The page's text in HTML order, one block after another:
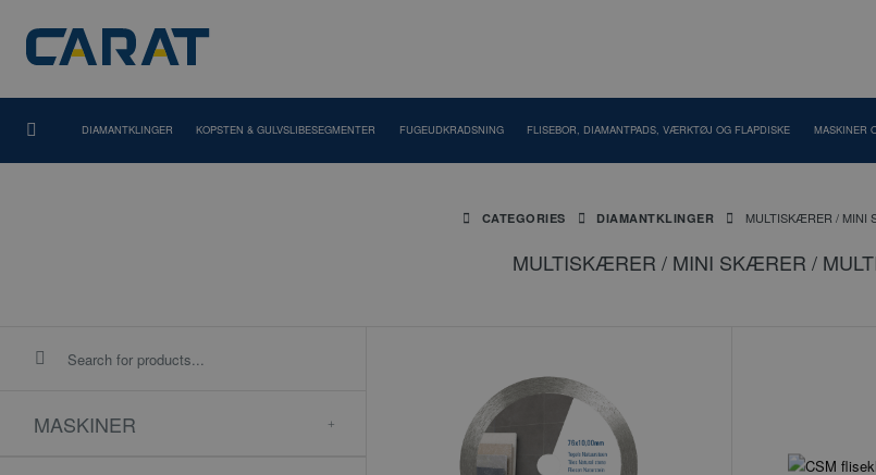
DIAMANTKLINGER KOPSTEN & GULVSLIBESEGMENTER FUGEUDKRADSNING FLISEBOR, DIAMANTPADS, VÆRKTØJ OG FLAPDISKE MASKINER
CATEGORIES DIAMANTKLINGER MULTISKÆRER / MINI
MULTISKÆRER / MINI SKÆRER /
MASKINER